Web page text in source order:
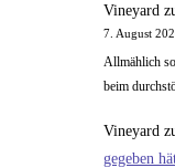
Landung
Vineyard
7. August
Allmählich
beim
Vineyard
gegeben